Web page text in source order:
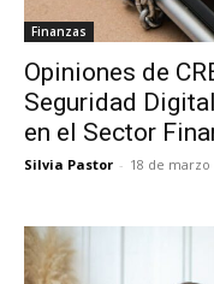
Finanzas
Opiniones de
Seguridad
en el Sector
Silvia Pastor - 18 de marzo